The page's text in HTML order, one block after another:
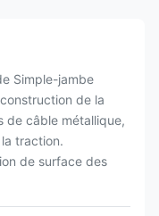
Simple-jambe
de la
de câble métallique,
traction.
de surface des